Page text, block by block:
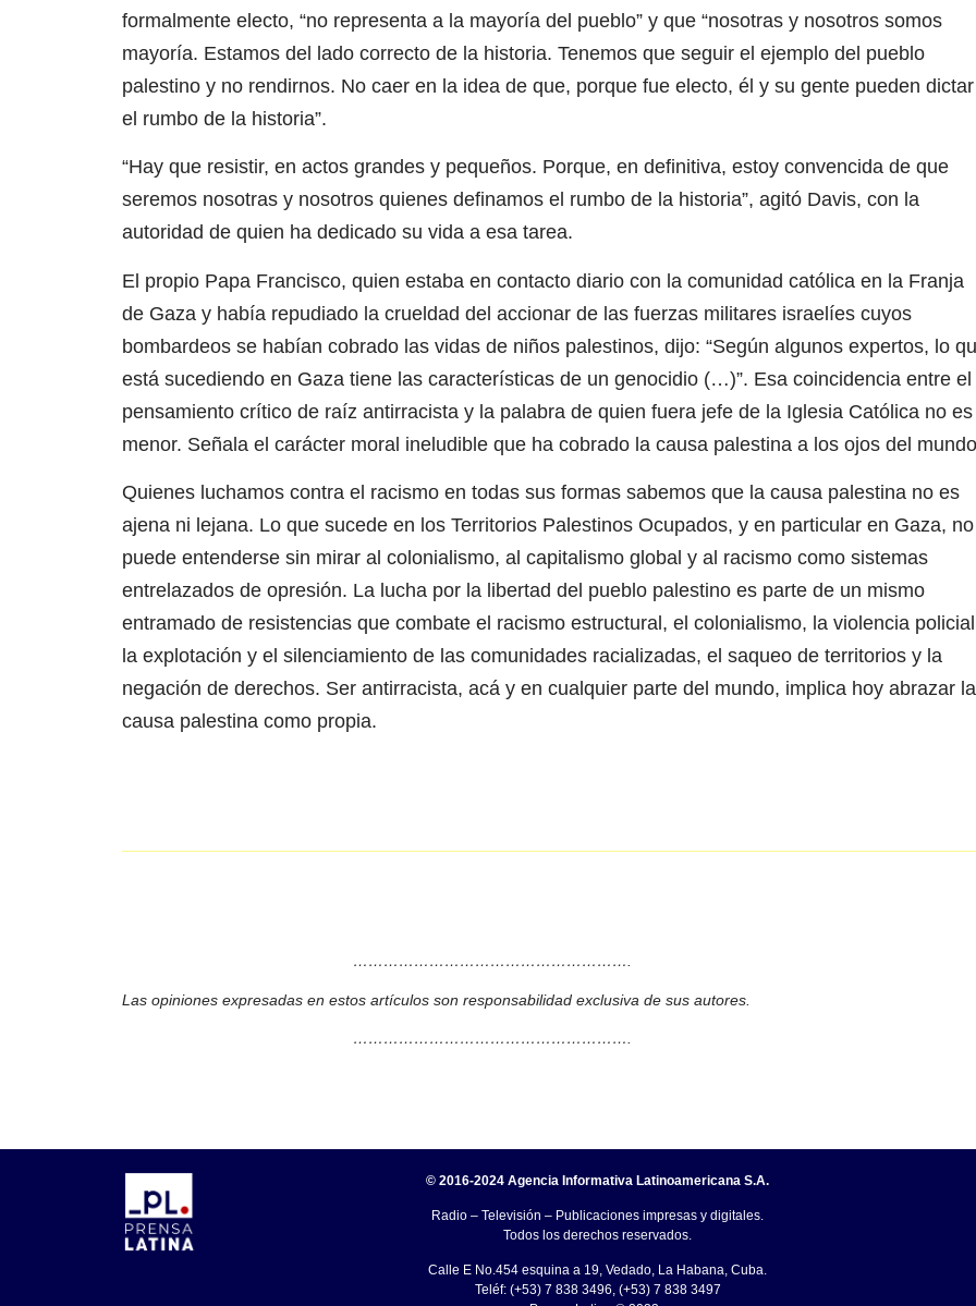
formalmente electo, “no representa a la mayoría del pueblo” y que “nosotras y nosotros somos
mayoría. Estamos del lado correcto de la historia. Tenemos que seguir el ejemplo del pueblo
palestino y no rendirnos. No caer en la idea de que, porque fue electo, él y su gente pueden dictar
el rumbo de la historia”.
“Hay que resistir, en actos grandes y pequeños. Porque, en definitiva, estoy convencida de que
seremos nosotras y nosotros quienes definamos el rumbo de la historia”, agitó Davis, con la
autoridad de quien ha dedicado su vida a esa tarea.
El propio Papa Francisco, quien estaba en contacto diario con la comunidad católica en la Franja
de Gaza y había repudiado la crueldad del accionar de las fuerzas militares israelíes cuyos
bombardeos se habían cobrado las vidas de niños palestinos, dijo: “Según algunos expertos, lo
está sucediendo en Gaza tiene las características de un genocidio (…)”. Esa coincidencia entre el
pensamiento crítico de raíz antirracista y la palabra de quien fuera jefe de la Iglesia Católica no es
menor. Señala el carácter moral ineludible que ha cobrado la causa palestina a los ojos del
Quienes luchamos contra el racismo en todas sus formas sabemos que la causa palestina no es
ajena ni lejana. Lo que sucede en los Territorios Palestinos Ocupados, y en particular en Gaza, no
puede entenderse sin mirar al colonialismo, al capitalismo global y al racismo como sistemas
entrelazados de opresión. La lucha por la libertad del pueblo palestino es parte de un mismo
entramado de resistencias que combate el racismo estructural, el colonialismo, la violencia
la explotación y el silenciamiento de las comunidades racializadas, el saqueo de territorios y la
negación de derechos. Ser antirracista, acá y en cualquier parte del mundo, implica hoy abrazar la
causa palestina como propia.
……………………………………………….
Las opiniones expresadas en estos artículos son responsabilidad exclusiva de sus autores.
……………………………………………….
© 2016-2024 Agencia Informativa Latinoamericana S.A.
Radio – Televisión – Publicaciones impresas y digitales.
Todos los derechos reservados.
Calle E No.454 esquina a 19, Vedado, La Habana, Cuba.
Teléf: (+53) 7 838 3496, (+53) 7 838 3497